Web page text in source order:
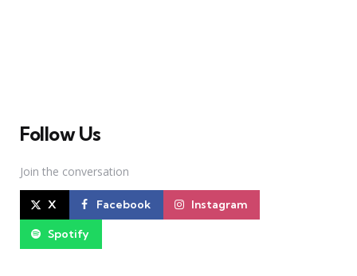
Follow Us
Join the conversation
X Facebook Instagram
Spotify